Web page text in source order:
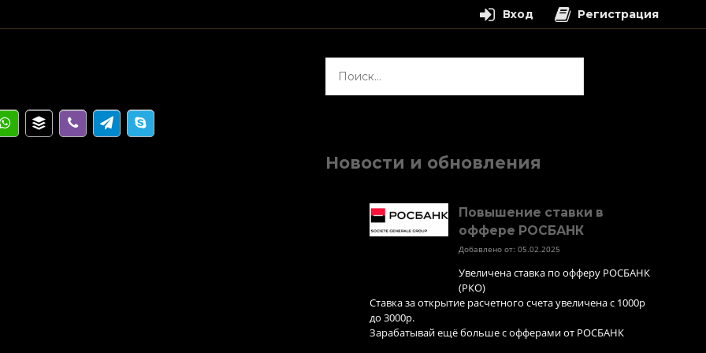
Новости и обновления
Повышение ставки в
оффере РОСБАНК
Добавлено от: 05.02.2025
Увеличена ставка по офферу РОСБАНК
(РКО)
Ставка за открытие расчетного счета увеличена с 1000р
до 3000р.
Зарабатывай ещё больше с офферами от РОСБАНК
Вход Регистрация